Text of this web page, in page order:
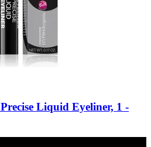
Precise Liquid Eyeliner, 1 -​